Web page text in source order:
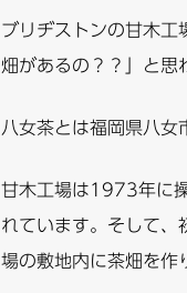
ブリヂストンの甘木
畑があるの？？」と思
八女茶とは福岡県八女
甘木工場は1973年に
れています。そして、
場の敷地内に茶畑を作